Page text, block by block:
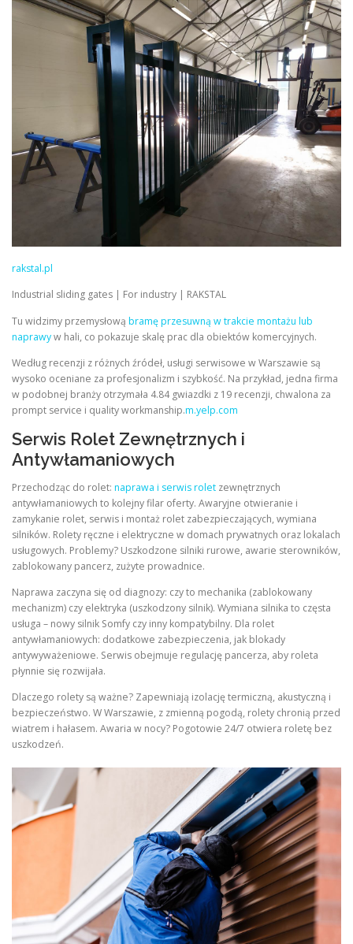
rakstal.pl
Industrial sliding gates | For industry | RAKSTAL
Tu widzimy przemysłową bramę przesuwną w trakcie montażu lub
naprawyw hali, co pokazuje skalę prac dla obiektów komercyjnych.
Według recenzji z różnych źródeł, usługi serwisowe w Warszawie są
wysoko oceniane za profesjonalizm i szybkość. Na przykład, jedna firma
w podobnej branży otrzymała 4.84 gwiazdki z 19 recenzji, chwalona za
prompt service i quality workmanship.m.yelp.com
Serwis Rolet Zewnętrznych i
Antywłamaniowych
Przechodząc do rolet: naprawa i serwis rolet zewnętrznych
antywłamaniowych to kolejny filar oferty. Awaryjne otwieranie i
zamykanie rolet, serwis i montaż rolet zabezpieczających, wymiana
silników. Rolety ręczne i elektryczne w domach prywatnych oraz lokalach
usługowych. Problemy? Uszkodzone silniki rurowe, awarie sterowników,
zablokowany pancerz, zużyte prowadnice.
Naprawa zaczyna się od diagnozy: czy to mechanika (zablokowany
mechanizm) czy elektryka (uszkodzony silnik). Wymiana silnika to częsta
usługa – nowy silnik Somfy czy inny kompatybilny. Dla rolet
antywłamaniowych: dodatkowe zabezpieczenia, jak blokady
antywyważeniowe. Serwis obejmuje regulację pancerza, aby roleta
płynnie się rozwijała.
Dlaczego rolety są ważne? Zapewniają izolację termiczną, akustyczną i
bezpieczeństwo. W Warszawie, z zmienną pogodą, rolety chronią przed
wiatrem i hałasem. Awaria w nocy? Pogotowie 24/7 otwiera roletę bez
uszkodzeń.